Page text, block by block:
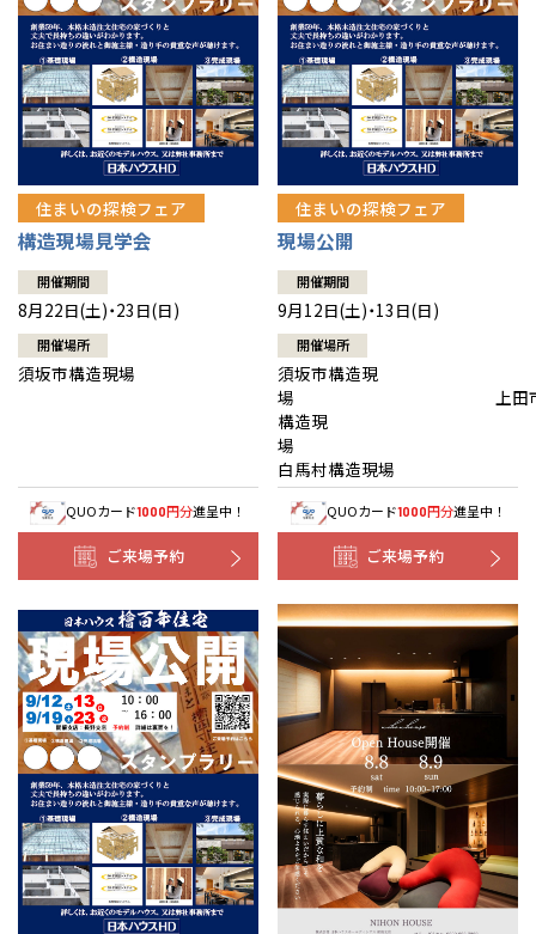
住まいの探検フェア
構造現場見学会
開催期間
8月22日(土)・23日(日)
開催場所
須坂市構造現場
QUOカード1000円分進呈中！
ご来場予約
住まいの探検フェア
現場公開
開催期間
9月12日(土)・13日(日)
開催場所
須坂市構造現
場 上田
構造現
白馬村構造現場
QUOカード1000円分進呈中！
ご来場予約